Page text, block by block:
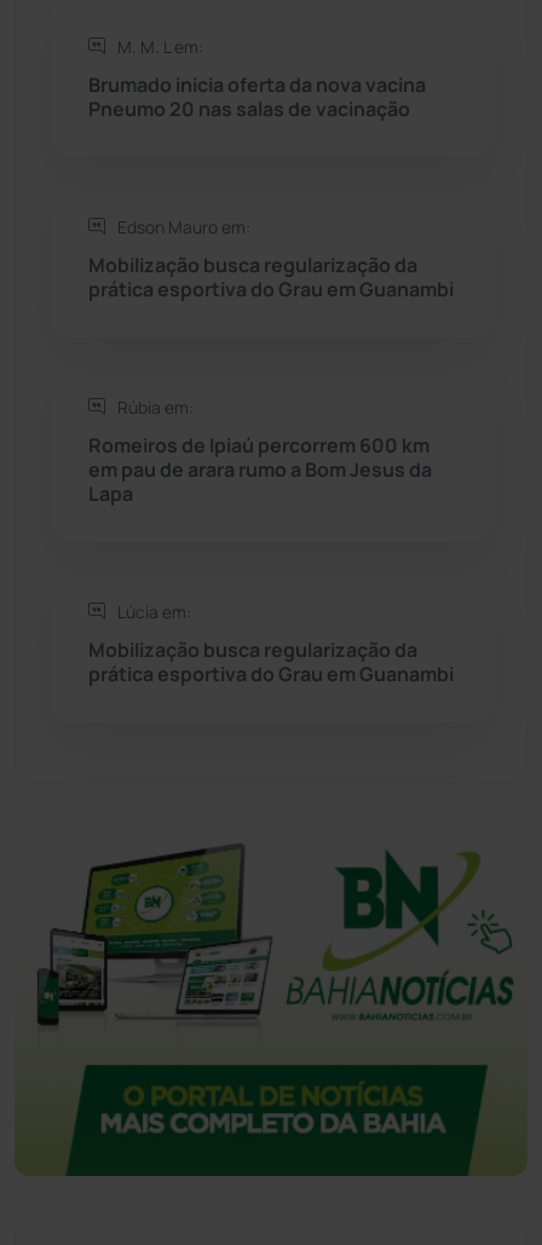
Rio do Pires
Sebastião Laranjeiras
Sudoeste Baiano
Tanhaçu (426)
Tecnologia
Urandi (157)
M. M. L em:
Brumado inicia oferta da nova vacina
Pneumo 20 nas salas de vacinação
Edson Mauro em:
Mobilização busca regularização da
prática esportiva do Grau em Guanambi
Rúbia em:
Romeiros de Ipiaú percorrem 600 km
em pau de arara rumo a Bom Jesus da
Lapa
Lúcia em:
Mobilização busca regularização da
prática esportiva do Grau em Guanambi